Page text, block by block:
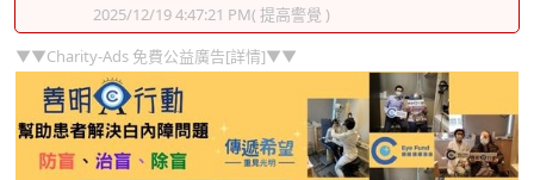
2025/12/19 4:47:21 PM( 提高警覺 )
▼▼Charity-Ads 免費公益廣告[詳情]▼▼